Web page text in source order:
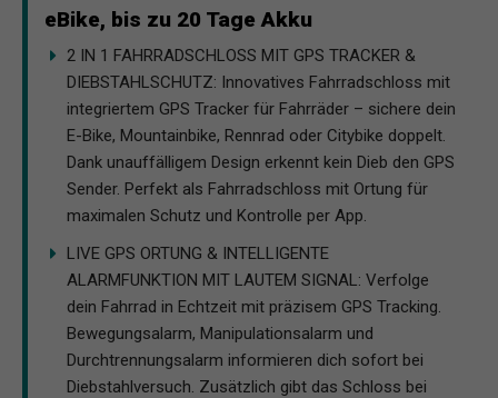
eBike, bis zu 20 Tage Akku
2 IN 1 FAHRRADSCHLOSS MIT GPS TRACKER &
DIEBSTAHLSCHUTZ: Innovatives Fahrradschloss mit
integriertem GPS Tracker für Fahrräder – sichere dein
E-Bike, Mountainbike, Rennrad oder Citybike doppelt.
Dank unauffälligem Design erkennt kein Dieb den GPS
Sender. Perfekt als Fahrradschloss mit Ortung für
maximalen Schutz und Kontrolle per App.
LIVE GPS ORTUNG & INTELLIGENTE
ALARMFUNKTION MIT LAUTEM SIGNAL: Verfolge
dein Fahrrad in Echtzeit mit präzisem GPS Tracking.
Bewegungsalarm, Manipulationsalarm und
Durchtrennungsalarm informieren dich sofort bei
Diebstahlversuch. Zusätzlich gibt das Schloss bei